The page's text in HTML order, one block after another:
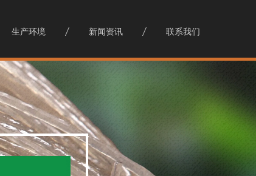
生产环境 新闻资讯 联系我们